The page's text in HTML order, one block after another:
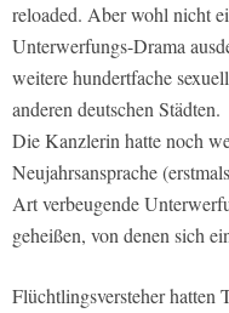
reloaded. Aber wohl nicht
Unterwerfungs-Drama
weitere hundertfache
anderen deutschen Städten.
Die Kanzlerin hatte noch
Neujahrsansprache
Art verbeugende
geheißen, von denen sich
Flüchtlingsversteher hatten